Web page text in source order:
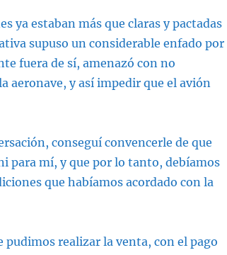
ya estaban más que claras y pactadas
supuso un considerable enfado por
fuera de sí, amenazó con no
aeronave, y así impedir que el avión
conseguí convencerle de que
para mí, y que por lo tanto, debíamos
que habíamos acordado con la
pudimos realizar la venta, con el pago